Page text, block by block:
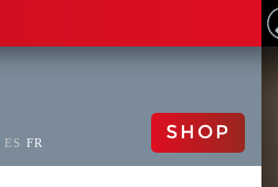
ES FR SHOP